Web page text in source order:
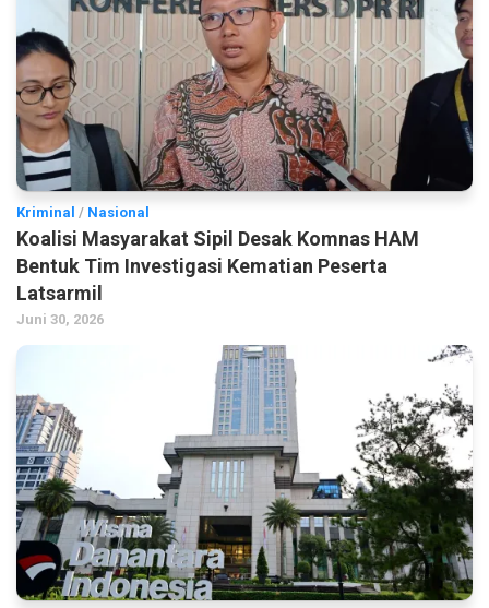
Kriminal / Nasional
Koalisi Masyarakat Sipil Desak Komnas HAM
Bentuk Tim Investigasi Kematian Peserta
Latsarmil
Juni 30, 2026